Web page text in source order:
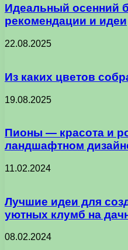
Идеальный осенний
рекомендации и идеи
22.08.2025
Из каких цветов
19.08.2025
Пионы — красота и
ландшафтном
11.02.2024
Лучшие идеи для
уютных клумб на
08.02.2024